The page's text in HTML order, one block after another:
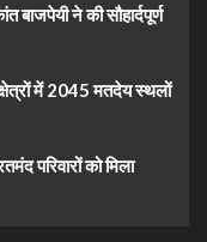
ने की सौहार्दपूर्ण
में 2045 मतदेय स्थलों
परिवारों को मिला